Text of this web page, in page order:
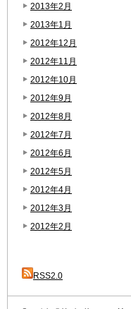
2013年2月
2013年1月
2012年12月
2012年11月
2012年10月
2012年9月
2012年8月
2012年7月
2012年6月
2012年5月
2012年4月
2012年3月
2012年2月
RSS2.0